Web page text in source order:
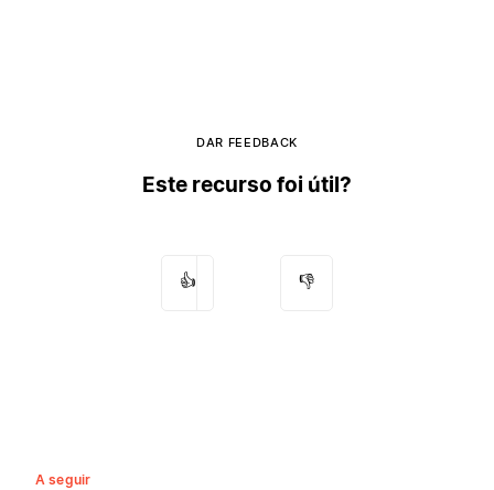
DAR FEEDBACK
Este recurso foi útil?
👍 👎
A seguir